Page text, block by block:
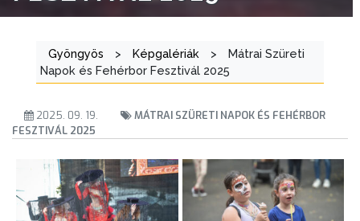
Gyöngyös > Képgalériák >
Mátrai Szüreti
Napok és Fehérbor Fesztivál 2025
2025. 09. 19.
MÁTRAI SZÜRETI NAPOK ÉS FEHÉRBOR
FESZTIVÁL 2025